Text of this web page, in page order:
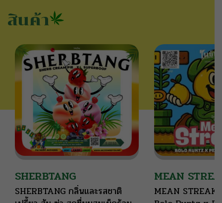
สินค้า
SHERBTANG
SHERBTANG กลิ่นและรสชาติ
MEAN
MEAN STREAK